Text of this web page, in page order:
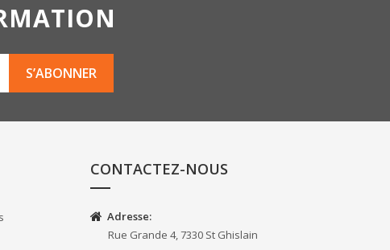
CONTACTEZ-NOUS
Adresse:
Rue Grande 4, 7330 St Ghislain